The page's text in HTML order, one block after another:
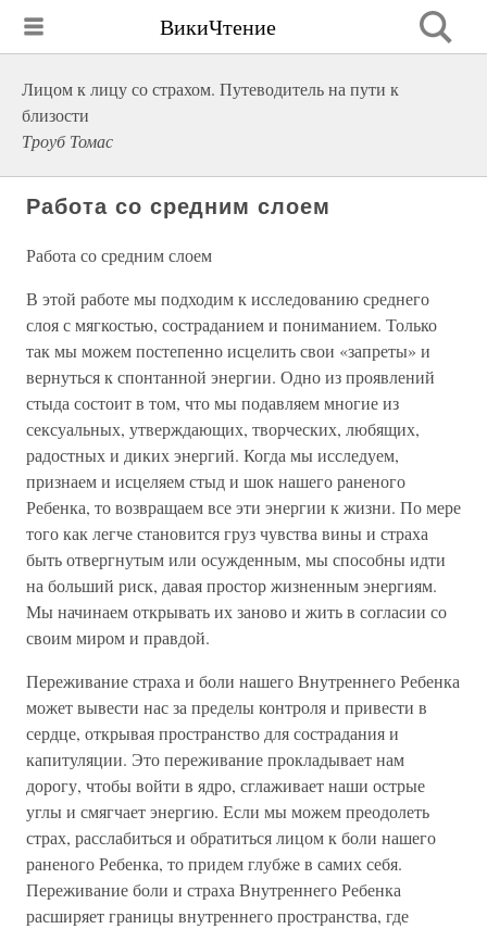
ВикиЧтение
Лицом к лицу со страхом. Путеводитель на пути к
близости
Троуб Томас
Работа со средним слоем
Работа со средним слоем
В этой работе мы подходим к исследованию среднего
слоя с мягкостью, состраданием и пониманием. Только
так мы можем постепенно исцелить свои «запреты» и
вернуться к спонтанной энергии. Одно из проявлений
стыда состоит в том, что мы подавляем многие из
сексуальных, утверждающих, творческих, любящих,
радостных и диких энергий. Когда мы исследуем,
признаем и исцеляем стыд и шок нашего раненого
Ребенка, то возвращаем все эти энергии к жизни. По мере
того как легче становится груз чувства вины и страха
быть отвергнутым или осужденным, мы способны идти
на больший риск, давая простор жизненным энергиям.
Мы начинаем открывать их заново и жить в согласии со
своим миром и правдой.
Переживание страха и боли нашего Внутреннего Ребенка
может вывести нас за пределы контроля и привести в
сердце, открывая пространство для сострадания и
капитуляции. Это переживание прокладывает нам
дорогу, чтобы войти в ядро, сглаживает наши острые
углы и смягчает энергию. Если мы можем преодолеть
страх, расслабиться и обратиться лицом к боли нашего
раненого Ребенка, то придем глубже в самих себя.
Переживание боли и страха Внутреннего Ребенка
расширяет границы внутреннего пространства, где